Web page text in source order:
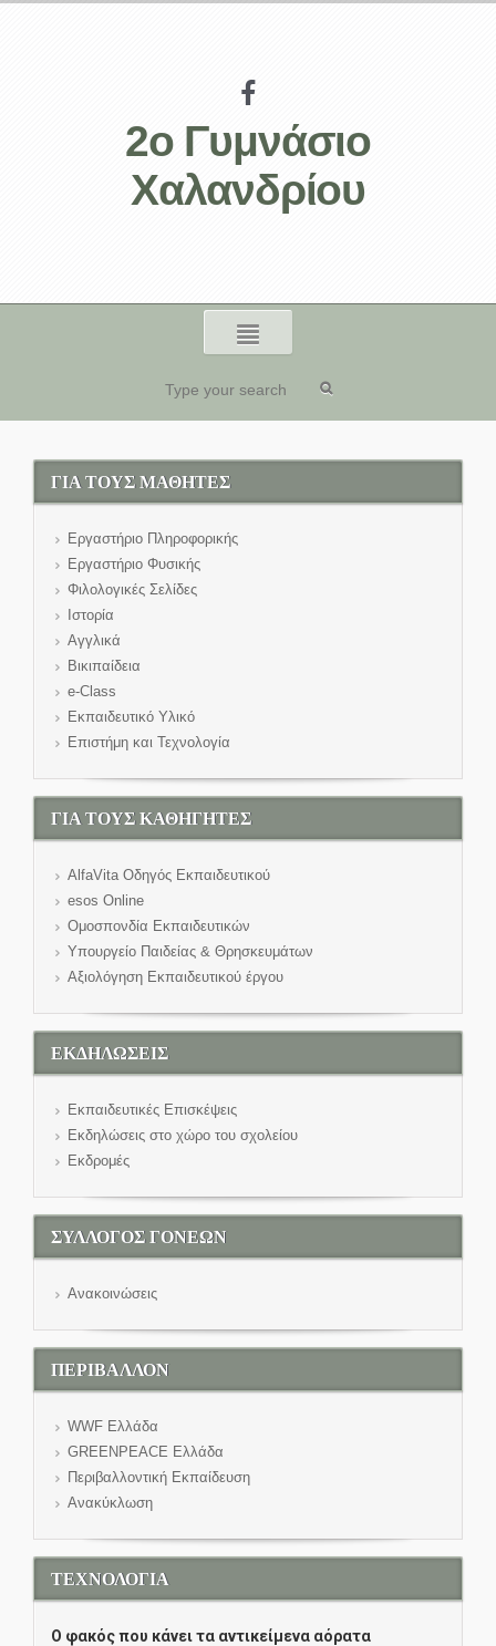
2ο Γυμνάσιο
Χαλανδρίου
ΓΙΑ ΤΟΥΣ ΜΑΘΗΤΕΣ
Εργαστήριο Πληροφορικής
Εργαστήριο Φυσικής
Φιλολογικές Σελίδες
Ιστορία
Αγγλικά
Βικιπαίδεια
e-Class
Εκπαιδευτικό Υλικό
Επιστήμη και Τεχνολογία
ΓΙΑ ΤΟΥΣ ΚΑΘΗΓΗΤΕΣ
AlfaVita Οδηγός Εκπαιδευτικού
esos Online
Ομοσπονδία Εκπαιδευτικών
Υπουργείο Παιδείας & Θρησκευμάτων
Αξιολόγηση Εκπαιδευτικού έργου
ΕΚΔΗΛΩΣΕΙΣ
Εκπαιδευτικές Επισκέψεις
Εκδηλώσεις στο χώρο του σχολείου
Εκδρομές
ΣΥΛΛΟΓΟΣ ΓΟΝΕΩΝ
Ανακοινώσεις
ΠΕΡΙΒΑΛΛΟΝ
WWF Eλλάδα
GREENPEACE Ελλάδα
Περιβαλλοντική Εκπαίδευση
Ανακύκλωση
ΤΕΧΝΟΛΟΓΙΑ
O φακός που κάνει τα αντικείμενα αόρατα